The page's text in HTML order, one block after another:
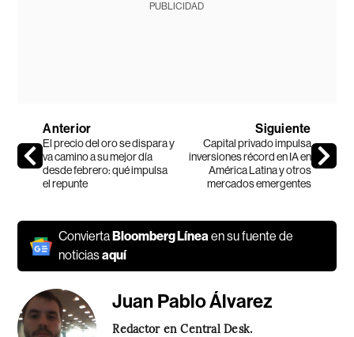
PUBLICIDAD
Anterior
El precio del oro se dispara y
va camino a su mejor día
desde febrero: qué impulsa
el repunte
Siguiente
Capital privado impulsa
inversiones récord en IA en
América Latina y otros
mercados emergentes
Convierta Bloomberg Líneaen su fuente de
noticiasaquí
Juan Pablo Álvarez
Redactor en Central Desk.